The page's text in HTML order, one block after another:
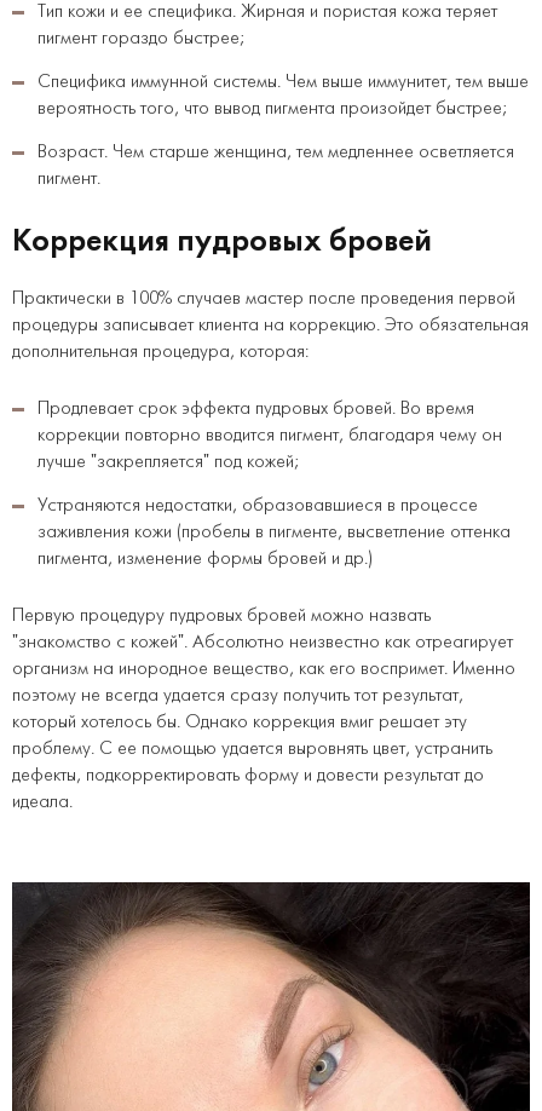
Тип кожи и ее специфика. Жирная и пористая кожа теряет
пигмент гораздо быстрее;
Специфика иммунной системы. Чем выше иммунитет, тем выше
вероятность того, что вывод пигмента произойдет быстрее;
Возраст. Чем старше женщина, тем медленнее осветляется
пигмент.
Коррекция пудровых бровей
Практически в 100% случаев мастер после проведения первой
процедуры записывает клиента на коррекцию. Это обязательная
дополнительная процедура, которая:
Продлевает срок эффекта пудровых бровей. Во время
коррекции повторно вводится пигмент, благодаря чему он
лучше "закрепляется" под кожей;
Устраняются недостатки, образовавшиеся в процессе
заживления кожи (пробелы в пигменте, высветление оттенка
пигмента, изменение формы бровей и др.)
Первую процедуру пудровых бровей можно назвать
"знакомство с кожей". Абсолютно неизвестно как отреагирует
организм на инородное вещество, как его воспримет. Именно
поэтому не всегда удается сразу получить тот результат,
который хотелось бы. Однако коррекция вмиг решает эту
проблему. С ее помощью удается выровнять цвет, устранить
дефекты, подкорректировать форму и довести результат до
идеала.